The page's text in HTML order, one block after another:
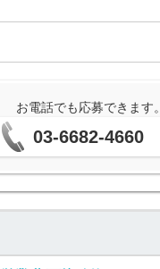
お電話でも応募できます
03-6682-4660